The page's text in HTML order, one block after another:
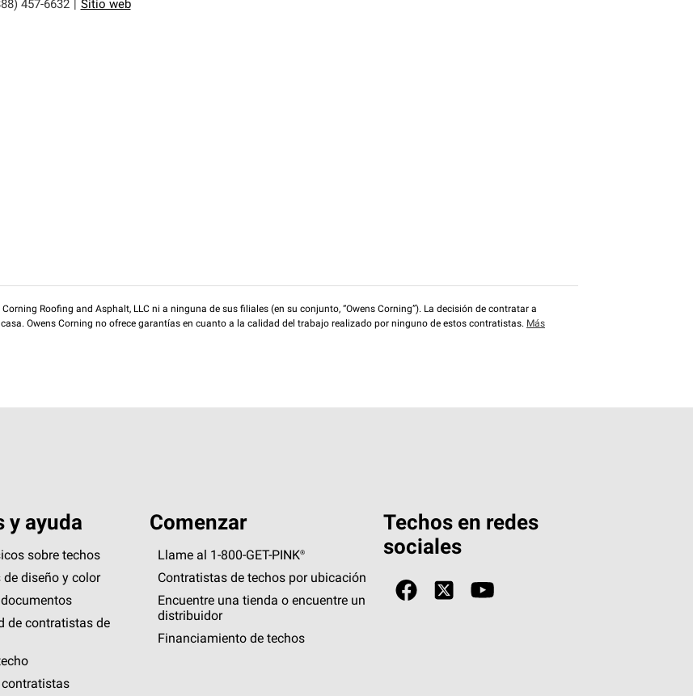
457-6632
Sitio web
Roofing and Asphalt, LLC ni a ninguna de sus filiales (en su conjunto, “Owens Corning”). La decisión de contratar a
Owens Corning no ofrece garantías en cuanto a la calidad del trabajo realizado por ninguno de estos contratistas. Más
y ayuda
sobre techos
de diseño y color
de contratistas de
contratistas
Comenzar
Llame al 1-800-GET -PINK®
Contratistas de techos por ubicación
Encuentre una tienda o encuentre un
distribuidor
Financiamiento de techos
Techos en redes
sociales